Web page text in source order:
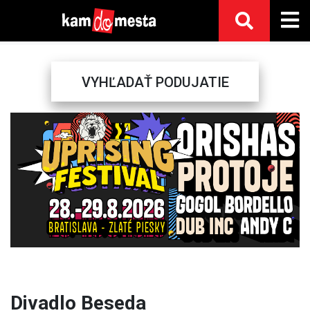
VYHĽADAŤ PODUJATIE
Previous Next
Divadlo Beseda